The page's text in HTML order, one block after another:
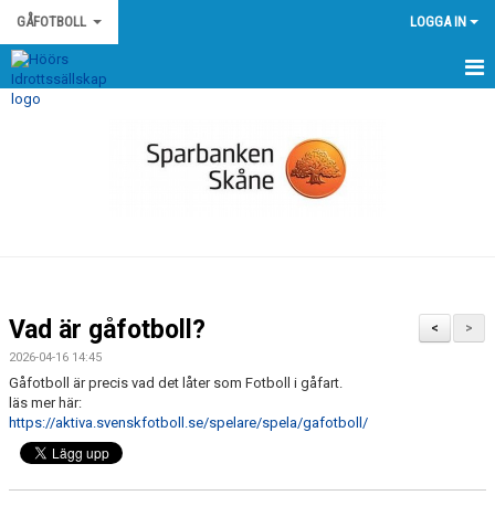
GÅFOTBOLL LOGGA IN
HEM
DOKUMENT
KONTAKT
>
<
Vad är gåfotboll?
2026-04-16 14:45
Gåfotboll är precis vad det låter som Fotboll i gåfart.
läs mer här:
https://aktiva.svenskfotboll.se/spelare/spela/gafotboll/